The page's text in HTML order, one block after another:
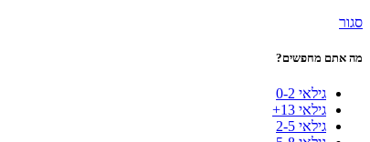
סגור
מה אתם מחפשים?
גילאי 0-2
גילאי 13+
גילאי 2-5